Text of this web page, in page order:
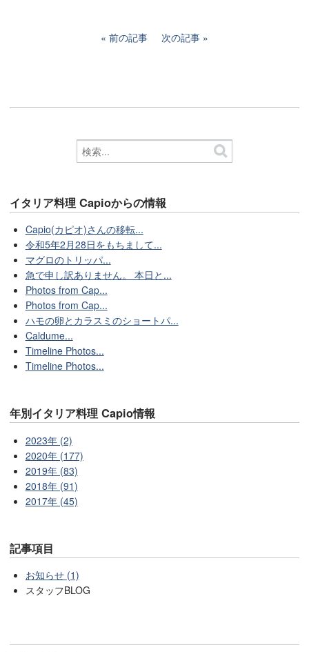
前の記事 次の記事
イタリア料理 Capioからの情報
Capio(カピオ)さんの移転...
令和5年2月28日をもちまして...
マグロのトリッパ...
急で申し訳ありません。 本日と...
Photos from Cap...
Photos from Cap...
ハモの卵とカラスミのショートパ...
Caldume...
Timeline Photos...
Timeline Photos...
年別イタリア料理 Capio情報
2023年 (2)
2020年 (177)
2019年 (83)
2018年 (91)
2017年 (45)
記事項目
お知らせ (1)
スタッフBLOG